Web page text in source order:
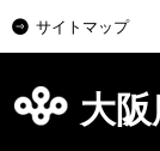
サイトマップ
大